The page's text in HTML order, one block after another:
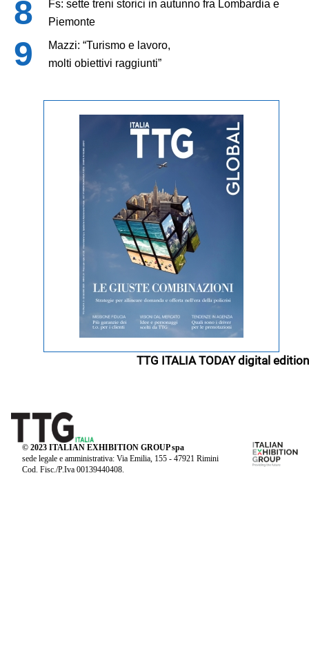
Fs: sette treni storici in autunno fra Lombardia e
Piemonte
Mazzi: “Turismo e lavoro,
molti obiettivi raggiunti”
TTG ITALIA TODAY digital edition
© 2023 ITALIAN EXHIBITION GROUP spa
sede legale e amministrativa: Via Emilia, 155 - 47921 Rimini
Cod. Fisc./P.Iva 00139440408.